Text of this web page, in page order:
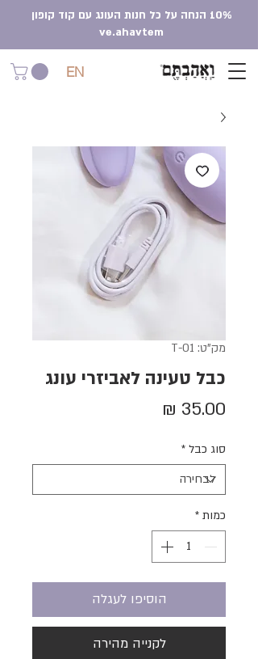
10% הנחה על כל חנות העונג עם קוד קופון
ve.ahavtem
EN
מק"ט: T-01
כבל טעינה לאביזרי עונג
סוג כבל *
כמות *
הוסיפו לעגלה
לקנייה מהירה